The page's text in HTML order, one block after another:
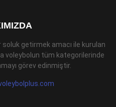
soluk getirmek amacı ile kurulan
voleybolun tüm kategorilerinde
görev edinmiştir.